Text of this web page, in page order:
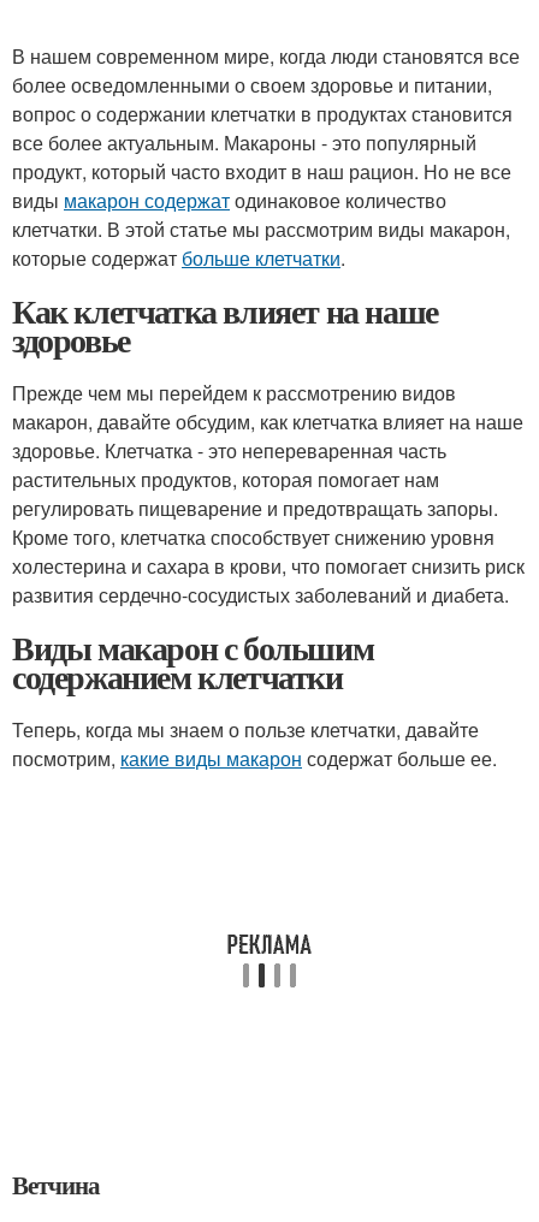
В нашем современном мире, когда люди становятся все
более осведомленными о своем здоровье и питании,
вопрос о содержании клетчатки в продуктах становится
все более актуальным. Макароны - это популярный
продукт, который часто входит в наш рацион. Но не все
виды макарон содержатодинаковое количество
клетчатки. В этой статье мы рассмотрим виды макарон,
которые содержат больше клетчатки.
Как клетчатка влияет на наше
здоровье
Прежде чем мы перейдем к рассмотрению видов
макарон, давайте обсудим, как клетчатка влияет на наше
здоровье. Клетчатка - это непереваренная часть
растительных продуктов, которая помогает нам
регулировать пищеварение и предотвращать запоры.
Кроме того, клетчатка способствует снижению уровня
холестерина и сахара в крови, что помогает снизить риск
развития сердечно-сосудистых заболеваний и диабета.
Виды макарон с большим
содержанием клетчатки
Теперь, когда мы знаем о пользе клетчатки, давайте
посмотрим, какие виды макарон содержат больше ее.
Ветчина